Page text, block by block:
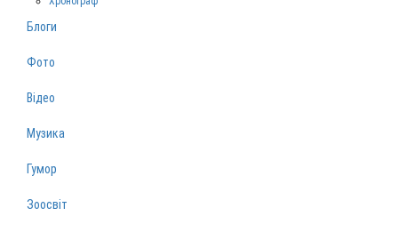
Блоги
Фото
Відео
Музика
Гумор
Зоосвіт